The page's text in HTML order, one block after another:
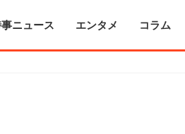
ニュース エンタメ コラム